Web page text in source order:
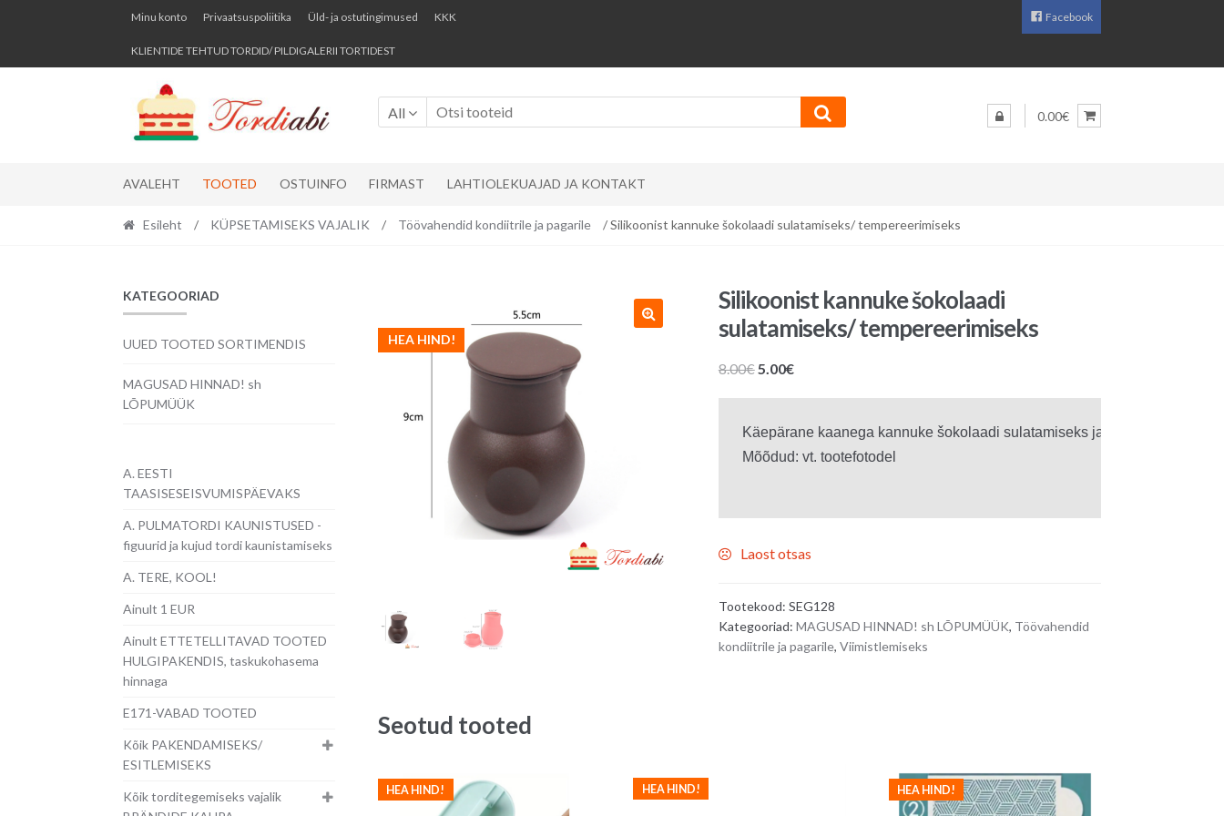
Skip
navigation
Skip
content
Minu konto Privaatsuspoliitika Üld- ja ostutingimused KKK
KLIENTIDE TEHTUD TORDID/ PILDIGALERII TORTIDEST
Facebook
All 0.00€
AVALEHT TOOTED OSTUINFO FIRMAST LAHTIOLEKUAJAD JA KONTAKT
Esileht / KÜPSETAMISEKS VAJALIK / Töövahendid kondiitrile ja pagarile / Silikoonist kannuke šokolaadi sulatamiseks/ tempereerimiseks
HEA HIND!
Silikoonist kannuke šokolaadi
sulatamiseks/ tempereerimiseks
8.00€ Algne
8.00€.
5.00€Praegune
5.00€.
Käepärane kaanega kannuke šokolaadi sulatamiseks ja seejärel
Mõõdud: vt. tootefotodel
Laost otsas
Tootekood: SEG128
Kategooriad: MAGUSAD HINNAD! sh LÕPUMÜÜK, Töövahendid
kondiitrile ja pagarile, Viimistlemiseks
Seotud tooted
HEA HIND! HEA HIND! HEA HIND!
KATEGOORIAD
UUED TOOTED SORTIMENDIS
MAGUSAD HINNAD! sh
LÕPUMÜÜK
A. EESTI
TAASISESEISVUMISPÄEVAKS
A. PULMATORDI KAUNISTUSED -
figuurid ja kujud tordi kaunistamiseks
A. TERE, KOOL!
Ainult 1 EUR
Ainult ETTETELLITAVAD TOOTED
HULGIPAKENDIS, taskukohasema
hinnaga
E171-VABAD TOOTED
Kõik PAKENDAMISEKS/
ESITLEMISEKS
Kõik torditegemiseks vajalik